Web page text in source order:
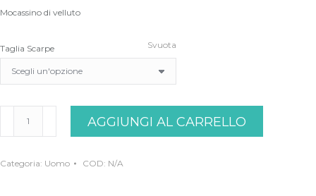
Mocassino di velluto
Taglia Scarpe Svuota
Simone
AGGIUNGI AL CARRELLO
Categoria: Uomo COD: N/A